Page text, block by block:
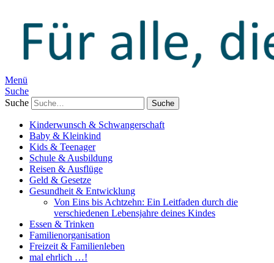
Menü
Suche
Suche
Kinderwunsch & Schwangerschaft
Baby & Kleinkind
Kids & Teenager
Schule & Ausbildung
Reisen & Ausflüge
Geld & Gesetze
Gesundheit & Entwicklung
Von Eins bis Achtzehn: Ein Leitfaden durch die
verschiedenen Lebensjahre deines Kindes
Essen & Trinken
Familienorganisation
Freizeit & Familienleben
mal ehrlich …!